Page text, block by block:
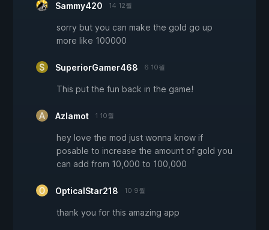
Sammy420 14 12월
sorry but you can make the gold go up
more like 100000
SuperiorGamer468 6 10월
This put the fun back in the game!
Azlamot 1 10월
hey love the mod just wonna know if
posable to increase the amount of gold you
can add from 10,000 to 100,000
OpticalStar218 10 9월
thank you for this amazing app